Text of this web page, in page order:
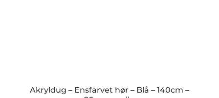
Akryldug – Ensfarvet hør – Blå – 140cm –